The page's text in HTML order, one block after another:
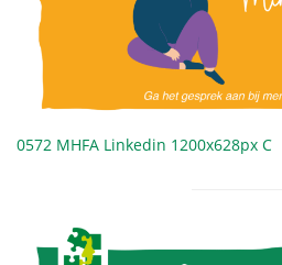
0572 MHFA Linkedin 1200x628px C